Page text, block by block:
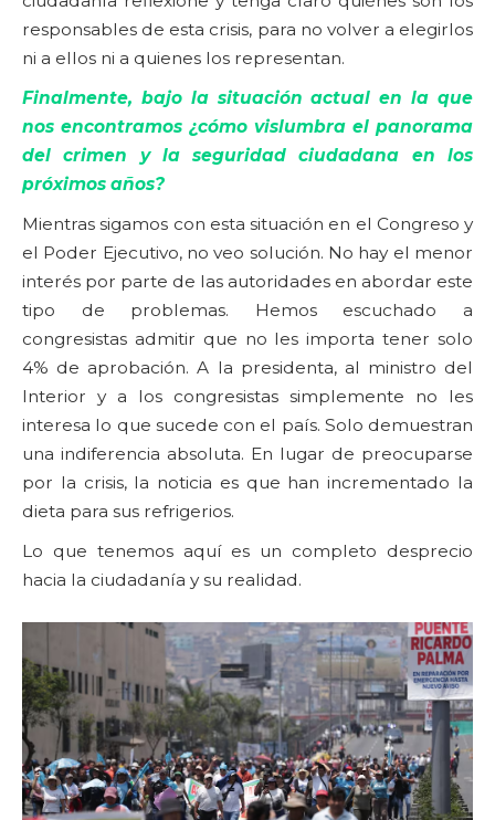
responsables de esta crisis, para no volver a elegirlos
ni a ellos ni a quienes los representan.
Finalmente, bajo la situación actual en la que
nos encontramos ¿cómo vislumbra el panorama
del crimen y la seguridad ciudadana en los
próximos años?
Mientras sigamos con esta situación en el Congreso y
el Poder Ejecutivo, no veo solución. No hay el menor
interés por parte de las autoridades en abordar este
tipo de problemas. Hemos escuchado a
congresistas admitir que no les importa tener solo
4% de aprobación. A la presidenta, al ministro del
Interior y a los congresistas simplemente no les
interesa lo que sucede con el país. Solo demuestran
una indiferencia absoluta. En lugar de preocuparse
por la crisis, la noticia es que han incrementado la
dieta para sus refrigerios.
Lo que tenemos aquí es un completo desprecio
hacia la ciudadanía y su realidad.